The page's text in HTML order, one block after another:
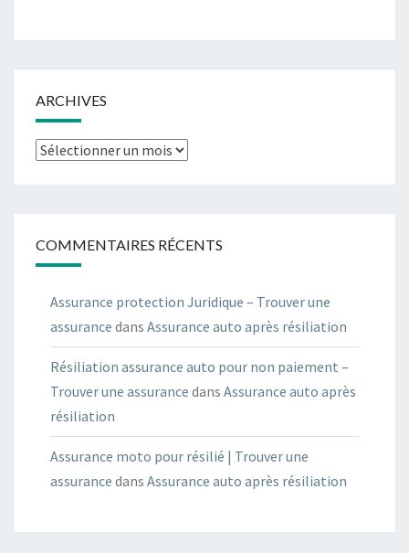
ARCHIVES
Archives
COMMENTAIRES RÉCENTS
Assurance protection Juridique – Trouver une
assurance dans Assurance auto après résiliation
Résiliation assurance auto pour non paiement –
Trouver une assurance dans Assurance auto après
résiliation
Assurance moto pour résilié | Trouver une
assurance dans Assurance auto après résiliation